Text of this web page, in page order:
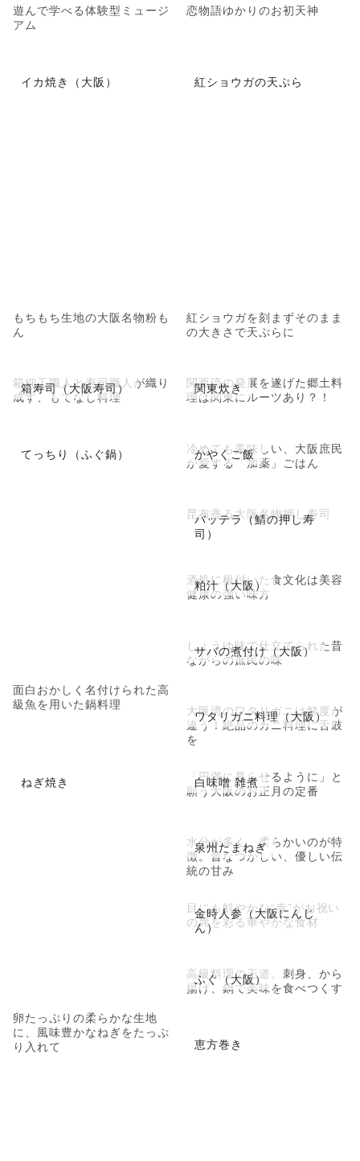
遊んで学べる体験型ミュージ
アム
恋物語ゆかりのお初天神
イカ焼き（大阪）
もちもち生地の大阪名物粉も
ん
紅ショウガの天ぷら
紅ショウガを刻まずそのまま
の大きさで天ぷらに
箱寿司（大阪寿司）
箱細工職人と寿司職人が織り
成す、もてなし料理
関東炊き
関西流の発展を遂げた郷土料
理は関東にルーツあり？！
てっちり（ふぐ鍋）
面白おかしく名付けられた高
級魚を用いた鍋料理
かやくご飯
冷めても美味しい、大阪庶民
が愛する「加薬」ごはん
バッテラ（鯖の押し寿
司）
昆布香る大阪名物押し寿司
粕汁（大阪）
酒処に根付いた食文化は美容
健康の強い味方
サバの煮付け（大阪）
しょうゆ味で仕立てられた昔
ながらの庶民の味
ワタリガニ料理（大阪）
大阪湾のワタリガニは鮮度が
違う！絶品のカニ料理に舌鼓
を
ねぎ焼き
卵たっぷりの柔らかな生地
に、風味豊かなねぎをたっぷ
り入れて
白味噌 雑煮
「円満に暮らせるように」と
願う大阪のお正月の定番
泉州たまねぎ
水分が多く、柔らかいのが特
徴。昔なつかしい、優しい伝
統の甘み
金時人参（大阪にんじ
ん）
目にも鮮やかな“赤”がお祝い
の席を彩る華やかな食材
ふぐ（大阪）
高級料理の王道。刺身、から
揚げ、鍋で美味を食べつくす
恵方巻き